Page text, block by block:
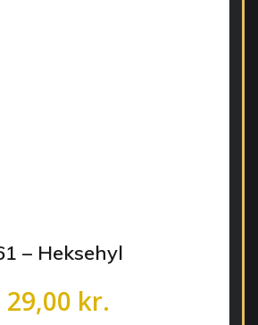
– Heksehyl
29,00 kr.